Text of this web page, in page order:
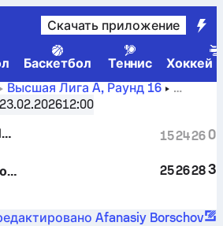
Скачать приложение
Баскетбол Теннис
Хоккей
Высшая Лига A, Раунд 16
Угра-Самотлор
расписание, статистика,
23.02.202612:00
Динамо Челябинск
Угра-Самотлор
15
25
24
26
26
28
0
3
Afanasiy Borschov